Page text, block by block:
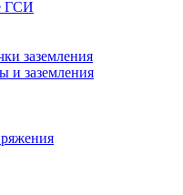
ГСИ
заземления
и заземления